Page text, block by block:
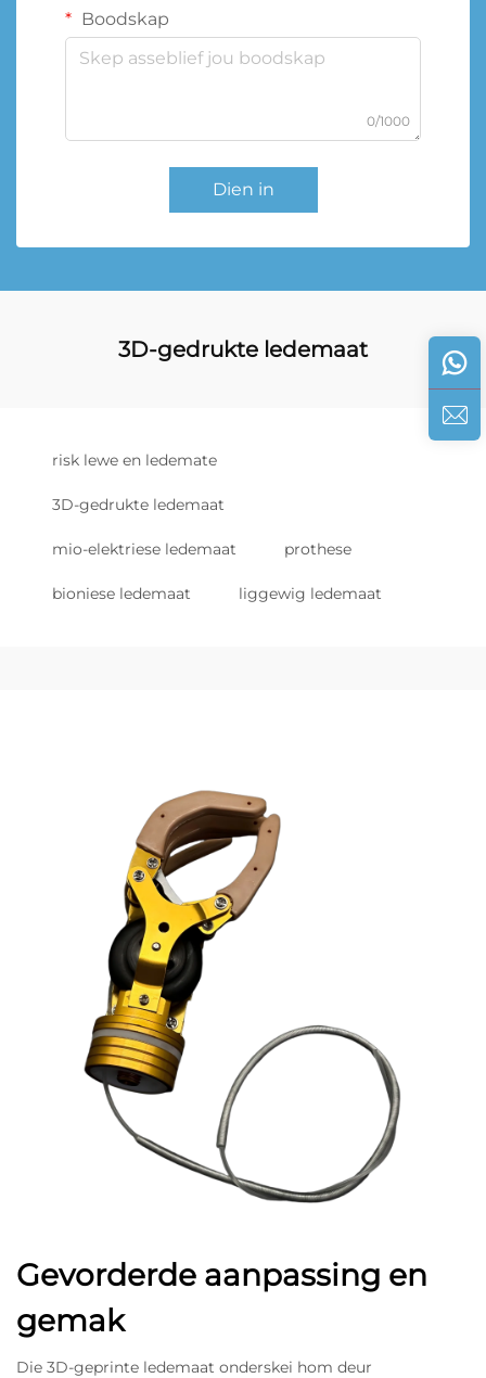
Boodskap
0/1000
Dien in
3D-gedrukte ledemaat
risk lewe en ledemate
3D-gedrukte ledemaat
mio-elektriese ledemaat prothese
bioniese ledemaat liggewig ledemaat
Gevorderde aanpassing en
gemak
Die 3D-geprinte ledemaat onderskei hom deur